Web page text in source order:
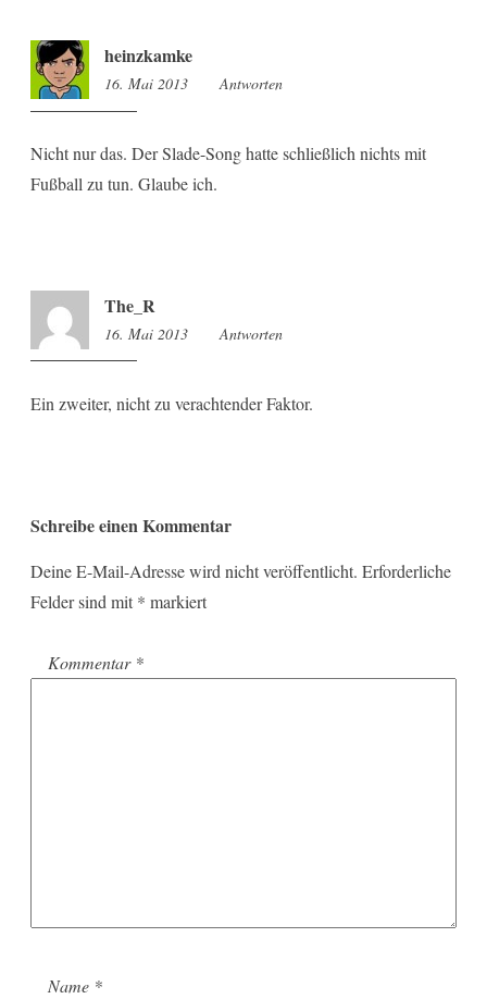
heinzkamke
16. Mai 2013 13:14
Antworten
Nicht nur das. Der Slade-Song hatte schließlich nichts mit
Fußball zu tun. Glaube ich.
The_R
16. Mai 2013 14:13
Antworten
Ein zweiter, nicht zu verachtender Faktor.
Schreibe einen Kommentar
Deine E-Mail-Adresse wird nicht veröffentlicht. Erforderliche
Felder sind mit * markiert
Kommentar *
Name *